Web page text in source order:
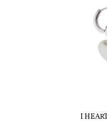
I